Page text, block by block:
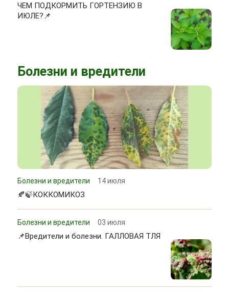
ЧЕМ ПОДКОРМИТЬ ГОРТЕНЗИЮ В
ИЮЛЕ?📌
Болезни и вредители
Болезни и вредители 14 июля
🍂🍃КОККОМИКОЗ
Болезни и вредители 03 июля
📌Вредители и болезни. ГАЛЛОВАЯ ТЛЯ